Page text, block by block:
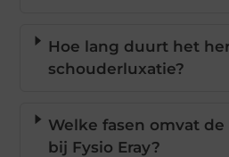
Hoe lang duurt het
schouderluxatie?
Welke fasen omvat
bij Fysio Eray?